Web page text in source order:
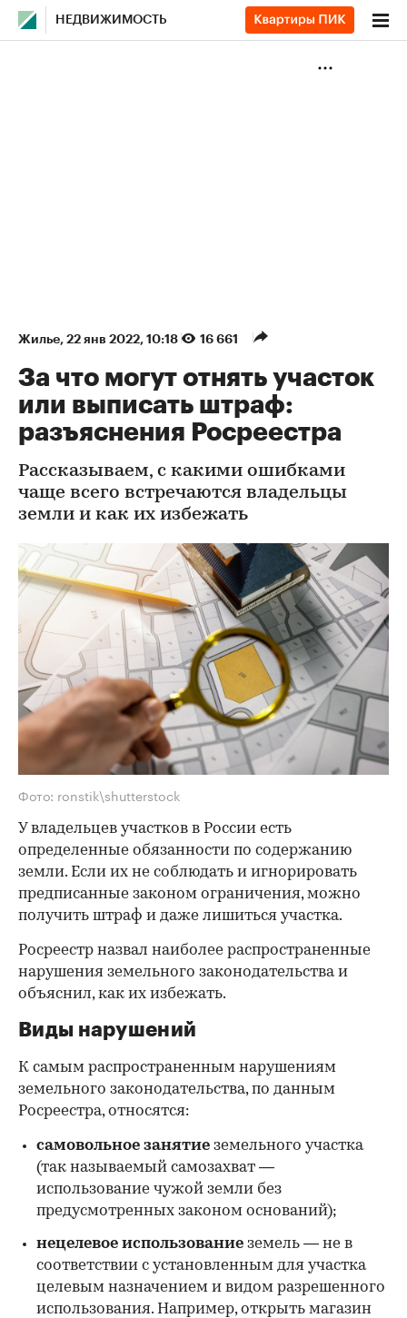
НЕДВИЖИМОСТЬ
Жилье⁠, 22 янв 2022, 10:18 16 661
За что могут отнять участок
или выписать штраф:
разъяснения Росреестра
Рассказываем, с какими ошибками
чаще всего встречаются владельцы
земли и как их избежать
Фото: ronstik\shutterstock
У владельцев участков в России есть
определенные обязанности по содержанию
земли. Если их не соблюдать и игнорировать
предписанные законом ограничения, можно
получить штраф и даже лишиться участка.
Росреестр назвал наиболее распространенные
нарушения земельного законодательства и
объяснил, как их избежать.
Виды нарушений
00:00 / 00:00
К самым распространенным нарушениям
земельного законодательства, по данным
Росреестра, относятся:
самовольное занятие земельного участка
(так называемый самозахват —
использование чужой земли без
предусмотренных законом оснований);
нецелевое использование земель — не в
соответствии с установленным для участка
целевым назначением и видом разрешенного
использования. Например, открыть магазин